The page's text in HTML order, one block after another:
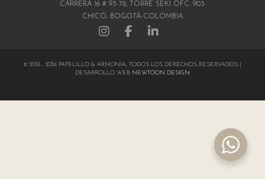
CARRERA 16 # 93-78, TORRE SEKI OFC. 903
CHICÓ, BOGOTÁ-COLOMBIA
© 2018 - 2024 PAPELILLO & ARMONÍA, TODOS LOS DERECHOS RESERVADOS |
DESARROLLO WEB NEWTOON DESIGN